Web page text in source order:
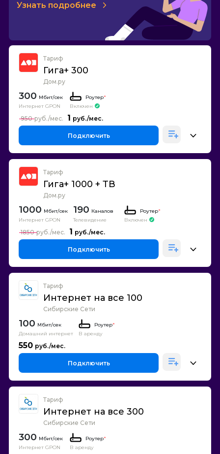
Узнать подробнее
Тариф
Гига+ 300
Дом.ру
300
Интернет GPON
Роутер*
Включен
1
950
Подключить
Тариф
Гига+ 1000 + ТВ
Дом.ру
1000
Интернет GPON
190 Каналов
Телевидение
Роутер*
Включен
1
1850
Подключить
Тариф
Интернет на все 100
Сибирские Сети
100
Домашний интернет
Роутер*
В аренду
550
Подключить
Тариф
Интернет на все 300
Сибирские Сети
300
Интернет GPON
Роутер*
В аренду